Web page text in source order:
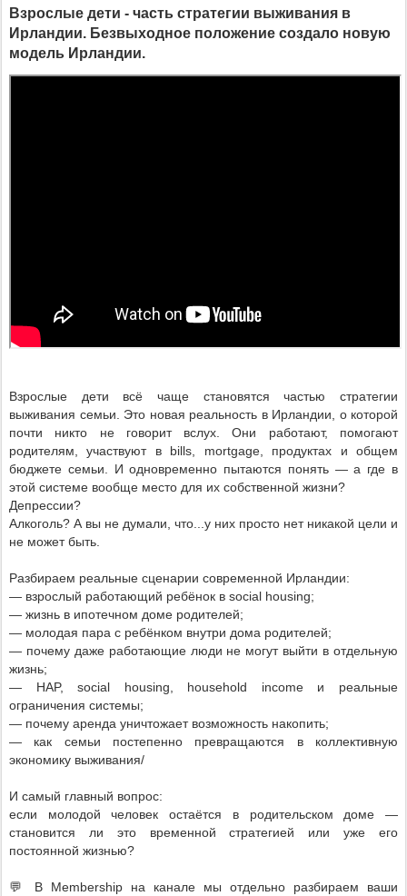
Взрослые дети - часть стратегии выживания в
Ирландии. Безвыходное положение создало новую
модель Ирландии.
Взрослые дети всё чаще становятся частью стратегии
выживания семьи. Это новая реальность в Ирландии, о которой
почти никто не говорит вслух. Они работают, помогают
родителям, участвуют в bills, mortgage, продуктах и общем
бюджете семьи. И одновременно пытаются понять — а где в
этой системе вообще место для их собственной жизни?
Депрессии?
Алкоголь? А вы не думали, что...у них просто нет никакой цели и
не может быть.
Разбираем реальные сценарии современной Ирландии:
— взрослый работающий ребёнок в social housing;
— жизнь в ипотечном доме родителей;
— молодая пара с ребёнком внутри дома родителей;
— почему даже работающие люди не могут выйти в отдельную
жизнь;
— HAP, social housing, household income и реальные
ограничения системы;
— почему аренда уничтожает возможность накопить;
— как семьи постепенно превращаются в коллективную
экономику выживания/
И самый главный вопрос:
если молодой человек остаётся в родительском доме —
становится ли это временной стратегией или уже его
постоянной жизнью?
💬 В Membership на канале мы отдельно разбираем ваши